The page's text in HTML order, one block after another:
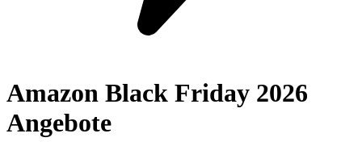
Amazon Black Friday 2026
Angebote